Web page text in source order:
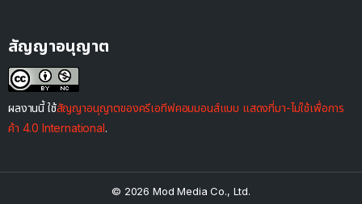
สัญญาอนุญาต
ผลงานนี้ ใช้สัญญาอนุญาตของครีเอทีฟคอมมอนส์แบบ แสดงที่มา-ไม่ใช้เพื่อการ
ค้า 4.0 International.
© 2026 Mod Media Co., Ltd.